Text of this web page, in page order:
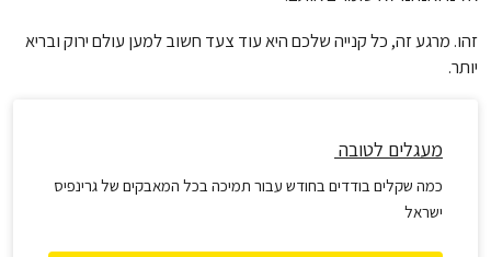
זהו. מרגע זה, כל קנייה שלכם היא עוד צעד חשוב למען עולם ירוק ובריא
יותר.
מעגלים לטובה
כמה שקלים בודדים בחודש עבור תמיכה בכל המאבקים של גרינפיס
ישראל